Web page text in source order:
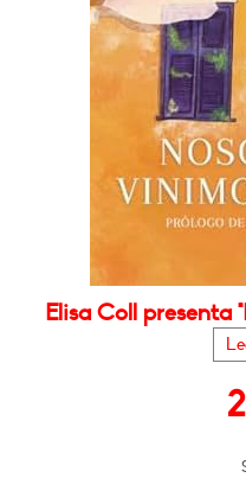
Elisa Coll presenta